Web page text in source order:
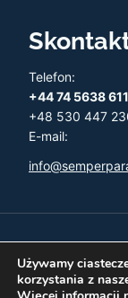
Telefon:
+44 74 5638
+48 530 447
E-mail:
© 2026 Semper
Używamy
korzystania z